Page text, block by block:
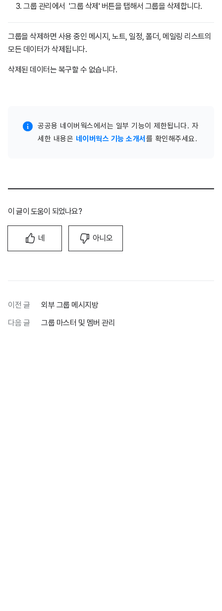
그룹 관리에서 '그룹 삭제' 버튼을 탭해서 그룹을 삭제합니다.
그룹을 삭제하면 사용 중인 메시지, 노트, 일정, 폴더, 메일링 리스트의
모든 데이터가 삭제됩니다.
삭제된 데이터는 복구할 수 없습니다.
공공용 네이버웍스에서는 일부 기능이 제한됩니다. 자
세한 내용은 네이버웍스 기능 소개서 를 확인해주세요.
이 글이 도움이 되었나요?
네 아니오
이전 글
외부 그룹 메시지방
다음 글
그룹 마스터 및 멤버 관리